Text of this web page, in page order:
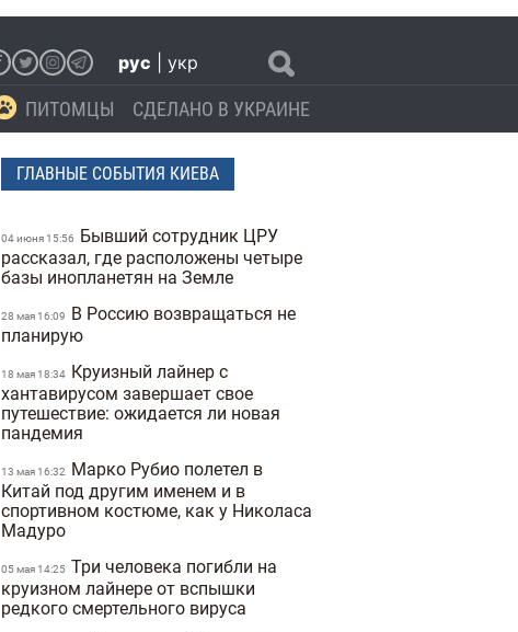
рус укр
ПИТОМЦЫ СДЕЛАНО В УКРАИНЕ
ГЛАВНЫЕ СОБЫТИЯ КИЕВА
04 июня 15:56
Бывший сотрудник ЦРУ
рассказал, где расположены четыре
базы инопланетян на Земле
28 мая 16:09
В Россию возвращаться не
планирую
18 мая 18:34 Круизный лайнер с
хантавирусом завершает свое
путешествие: ожидается ли новая
пандемия
13 мая 16:32
Марко Рубио полетел в
Китай под другим именем и в
спортивном костюме, как у Николаса
Мадуро
05 мая 14:25 Три человека погибли на
круизном лайнере от вспышки
редкого смертельного вируса